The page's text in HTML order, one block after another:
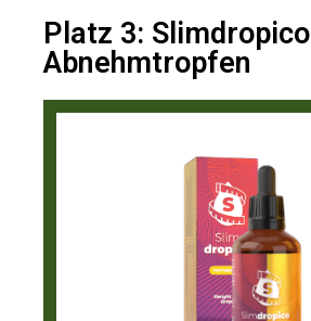
Platz 3: Slimdropico
Abnehmtropfen